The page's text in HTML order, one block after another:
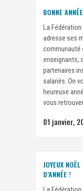
BONNE
La
adresse ses
communauté
enseignants,
partenaires
salariés. On
heureuse
vous
01 janvier,
JOYEUX
D’ANNÉE !